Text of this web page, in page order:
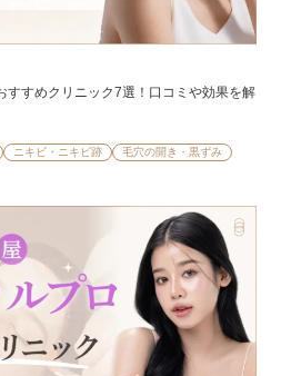
すすめクリニック7選！口コミや効果を解
ニキビ・ニキビ跡
毛穴の開き・黒ずみ